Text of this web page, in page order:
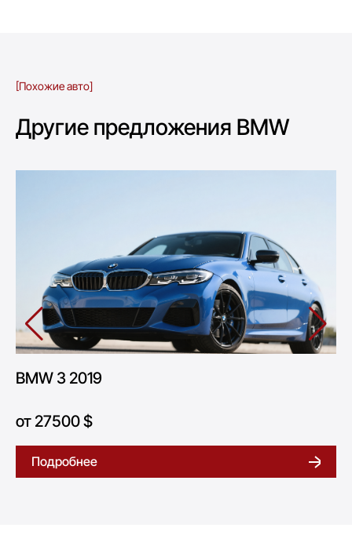
[Похожие авто]
Другие предложения BMW
BMW 3 2019
от 27500 $
Подробнее